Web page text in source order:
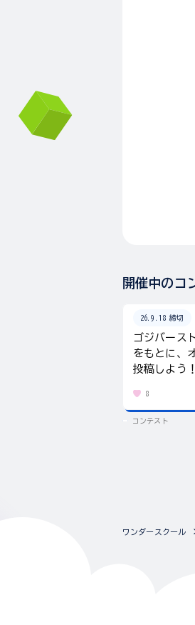
開催中のコ
26.9.18 締切
ゴジバース
をもとに、
投稿しよう！
8
コンテスト
ワンダースクール